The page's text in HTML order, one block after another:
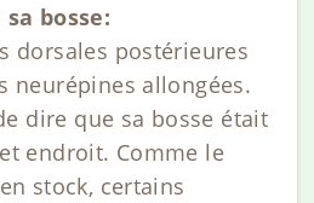
bosse:
dorsales postérieures
neurépines allongées.
dire que sa bosse était
endroit. Comme le
stock, certains